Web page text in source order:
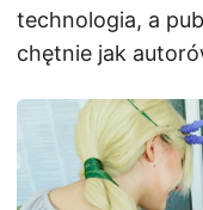
technologia, a
chętnie jak